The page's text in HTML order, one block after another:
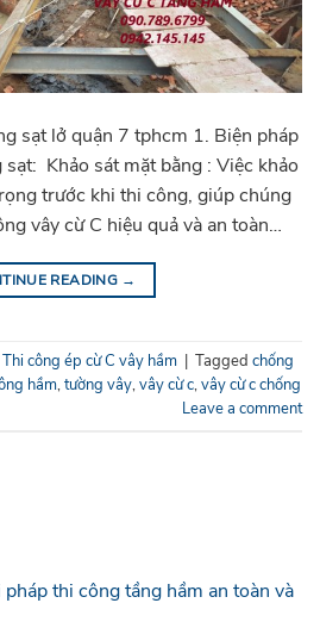
sạt lở quận 7 tphcm 1. Biện pháp
Khảo sát mặt bằng : Việc khảo
trước khi thi công, giúp chúng
vây cừ C hiệu quả và an toàn…
READING →
Thi công ép cừ C vây hầm | Tagged chống
hầm,tường vây,vây cừ c,vây cừ c chống
Leave a comment
pháp thi công tầng hầm an toàn và